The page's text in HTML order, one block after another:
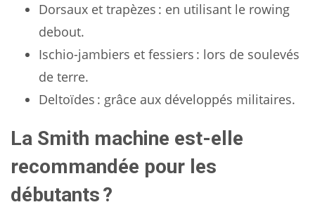
Dorsaux et trapèzes : en utilisant le rowing
debout.
Ischio-jambiers et fessiers : lors de soulevés
de terre.
Deltoïdes : grâce aux développés militaires.
La Smith machine est-elle
recommandée pour les
débutants ?